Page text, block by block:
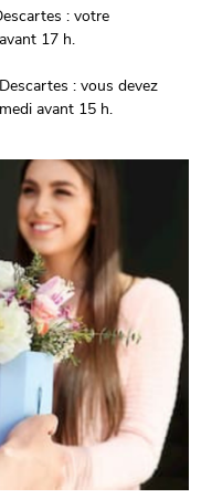
: votre
17 h.
: vous devez
avant 15 h.